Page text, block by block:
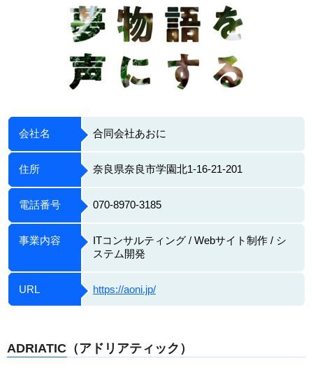
会社名 合同会社あおに
住所 奈良県奈良市学園北1-16-21-201
電話番号 070-8970-3185
事業内容
ITコンサルティング / Webサイト制作 / シ
ステム開発
URL https://aoni.jp/
ADRIATIC（アドリアティック）